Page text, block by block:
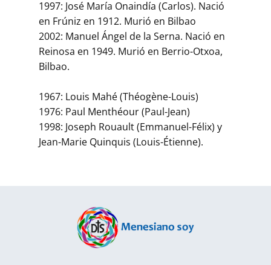
1997: José María Onaindía (Carlos). Nació
en Frúniz en 1912. Murió en Bilbao
2002: Manuel Ángel de la Serna. Nació en
Reinosa en 1949. Murió en Berrio-Otxoa,
Bilbao.
1967: Louis Mahé (Théogène-Louis)
1976: Paul Menthéour (Paul-Jean)
1998: Joseph Rouault (Emmanuel-Félix) y
Jean-Marie Quinquis (Louis-Étienne).